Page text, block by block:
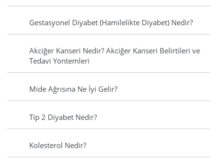
Gestasyonel Diyabet (Hamilelikte Diyabet) Nedir?
Akciğer Kanseri Nedir? Akciğer Kanseri Belirtileri ve
Tedavi Yöntemleri
Mide Ağrısına Ne İyi Gelir?
Tip 2 Diyabet Nedir?
Kolesterol Nedir?